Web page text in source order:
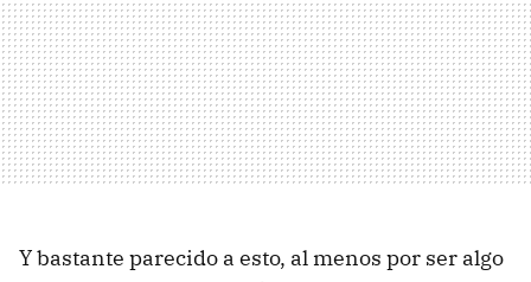
Y bastante parecido a esto, al menos por ser algo